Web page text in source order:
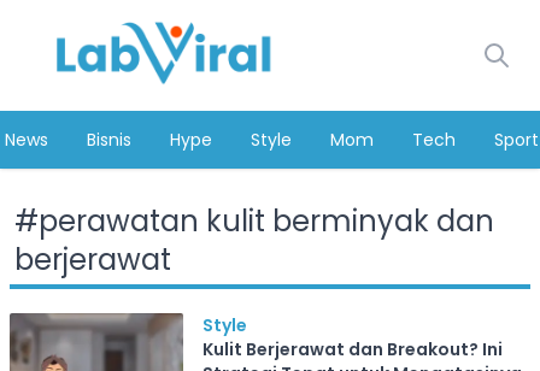
News Bisnis Hype Style Mom Tech Sport
#perawatan kulit berminyak dan
berjerawat
Style
Kulit Berjerawat dan Breakout? Ini